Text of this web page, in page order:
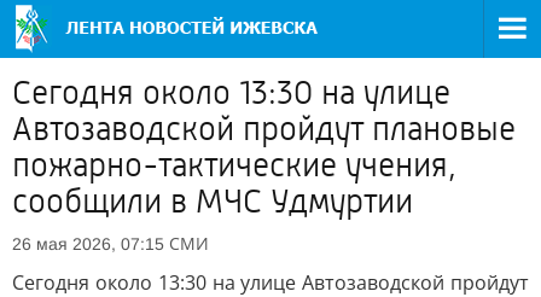
Сегодня около 13:30 на улице
Автозаводской пройдут плановые
пожарно-тактические учения,
сообщили в МЧС Удмуртии
26 мая 2026, 07:15 СМИ
Сегодня около 13:30 на улице Автозаводской пройдут